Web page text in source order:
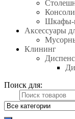
Шкафы-
Аксессуары
Клининг
Поиск для: